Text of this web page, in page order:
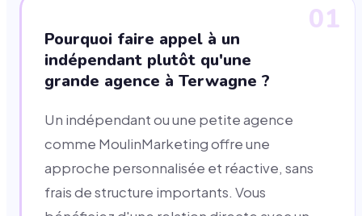
01
Pourquoi faire appel à un
indépendant plutôt qu'une
grande agence à Terwagne ?
Un indépendant ou une petite agence
comme MoulinMarketing offre une
approche personnalisée et réactive, sans
frais de structure importants. Vous